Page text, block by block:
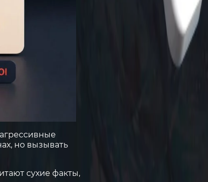
но вызывать
сухие факты,